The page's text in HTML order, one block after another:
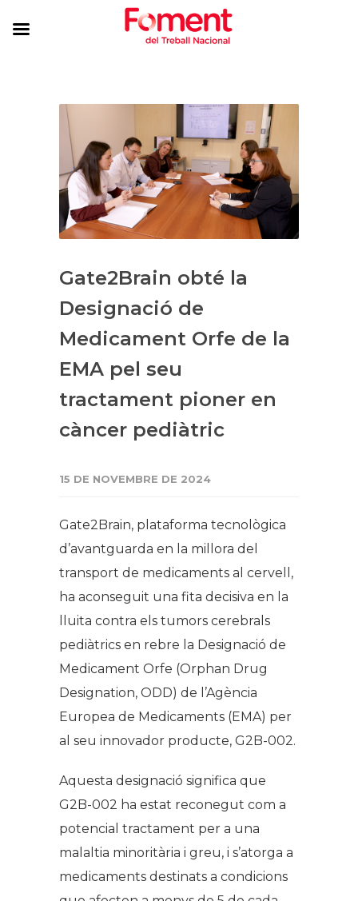
Gate2Brain obté la
Designació de
Medicament Orfe de la
EMA pel seu
tractament pioner en
càncer pediàtric
15 DE NOVEMBRE DE 2024
Gate2Brain, plataforma tecnològica
d’avantguarda en la millora del
transport de medicaments al cervell,
ha aconseguit una fita decisiva en la
lluita contra els tumors cerebrals
pediàtrics en rebre la Designació de
Medicament Orfe (Orphan Drug
Designation, ODD) de l’Agència
Europea de Medicaments (EMA) per
al seu innovador producte, G2B-002.
Aquesta designació significa que
G2B-002 ha estat reconegut com a
potencial tractament per a una
malaltia minoritària i greu, i s’atorga a
medicaments destinats a condicions